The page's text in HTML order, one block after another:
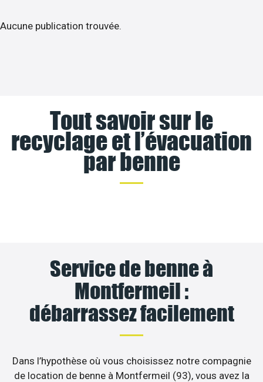
Aucune publication trouvée.
Tout savoir sur le
recyclage et l’évacuation
par benne
Service de benne à
Montfermeil :
débarrassez facilement
Dans l’hypothèse où vous choisissez notre compagnie
de location de benne à Montfermeil (93), vous avez la